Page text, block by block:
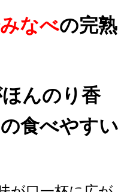
なべの完熟
んのり香
食べやすい